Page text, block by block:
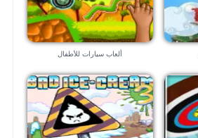
ألعاب سيارات للأطفال